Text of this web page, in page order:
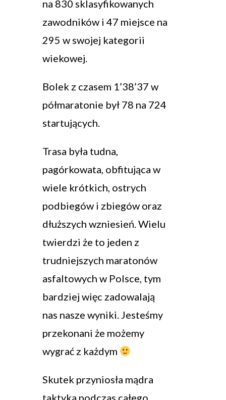
na 830 sklasyfikowanych
zawodników i 47 miejsce na
295 w swojej kategorii
wiekowej.
Bolek z czasem 1’38’37 w
półmaratonie był 78 na 724
startujących.
Trasa była tudna,
pagórkowata, obfitująca w
wiele krótkich, ostrych
podbiegów i zbiegów oraz
dłuższych wzniesień. Wielu
twierdzi że to jeden z
trudniejszych maratonów
asfaltowych w Polsce, tym
bardziej więc zadowalają
nas nasze wyniki. Jesteśmy
przekonani że możemy
wygrać z każdym
Skutek przyniosła mądra